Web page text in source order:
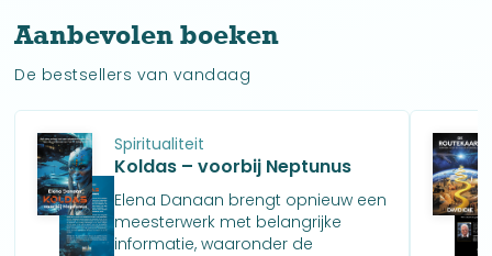
Aanbevolen boeken
De bestsellers van vandaag
Spiritualiteit
Koldas – voorbij Neptunus
Elena Danaan brengt opnieuw een
meesterwerk met belangrijke
informatie, waaronder de